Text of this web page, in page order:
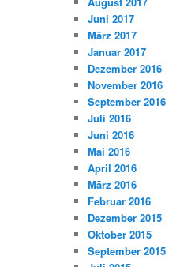
Juni 2017
März 2017
Januar 2017
Dezember 2016
November 2016
September 2016
Juli 2016
Juni 2016
Mai 2016
April 2016
März 2016
Februar 2016
Dezember 2015
Oktober 2015
September 2015